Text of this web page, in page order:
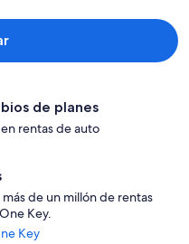
de planes
rentas de auto
de un millón de rentas
Key.
Key